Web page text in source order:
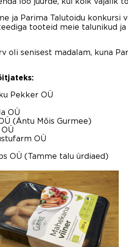
ja Parima Talutoidu konkursi
tooteid meie talunikud
oli senisest madalam, kuna
Pekker OÜ
OÜ
(Äntu Mõis Gurmee)
OÜ
OÜ (Tamme talu ürdiaed)